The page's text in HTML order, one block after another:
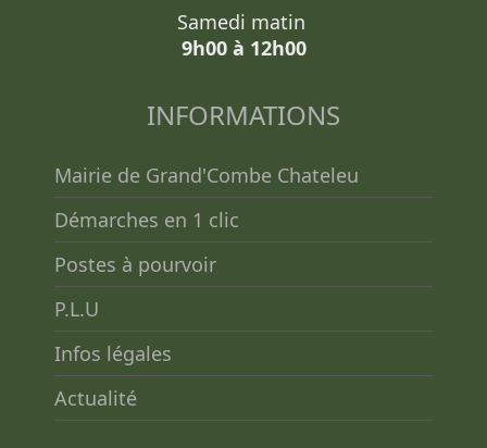
Samedi matin
9h00 à 12h00
INFORMATIONS
Mairie de Grand'Combe Chateleu
Démarches en 1 clic
Postes à pourvoir
P.L.U
Infos légales
Actualité